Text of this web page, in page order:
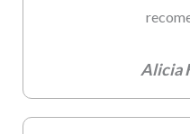
Alicia